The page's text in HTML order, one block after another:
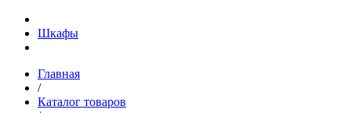
Шкафы
Главная
/
Каталог товаров